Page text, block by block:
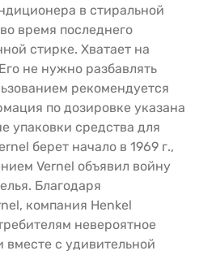
в стиральной
время последнего
стирке. Хватает на
не нужно разбавлять
рекомендуется
по дозировке указана
упаковки средства для
берет начало в 1969 г.,
Vernel объявил войну
Благодаря
компания Henkel
невероятное
с удивительной